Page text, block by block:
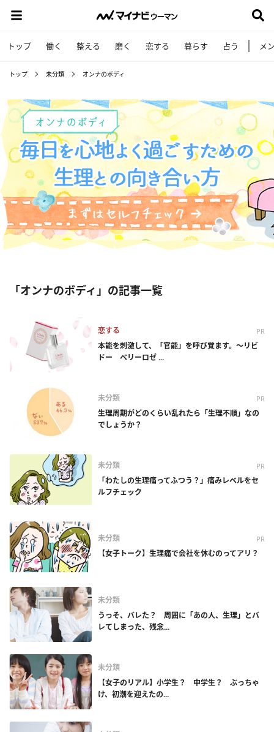
トップ 働く 整える 磨く 恋する 暮らす 占う メ
トップ 未分類 オンナのボディ
「オンナのボディ」の記事一覧
恋する PR
本能を刺激して、「官能」を呼び覚ます。～リビ
ドー ベリーロゼ ...
未分類 PR
生理周期がどのくらい乱れたら「生理不順」なの
でしょうか？
未分類 PR
「わたしの生理痛ってふつう？」痛みレベルをセ
ルフチェック
未分類 PR
【女子トーク】生理痛で会社を休むのってアリ？
未分類
うっそ、バレた？ 周囲に「あの人、生理」とバ
レてしまった、残念...
未分類
【女子のリアル】小学生？ 中学生？ ぶっちゃ
け、初潮を迎えたの...